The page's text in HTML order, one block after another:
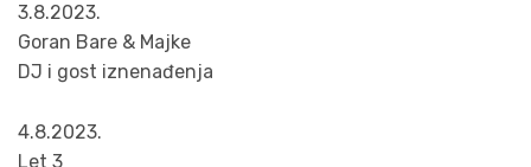
3.8.2023.
Goran Bare & Majke
DJ i gost iznenađenja
4.8.2023.
Let 3